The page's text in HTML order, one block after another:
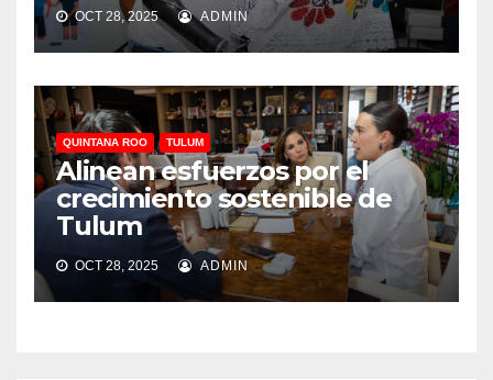
OCT 28, 2025 ADMIN
QUINTANA ROO TULUM
Alinean esfuerzos por el
crecimiento sostenible de
Tulum
OCT 28, 2025 ADMIN